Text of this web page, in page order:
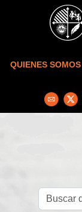
Skip to main content
QUIENES SOMOS